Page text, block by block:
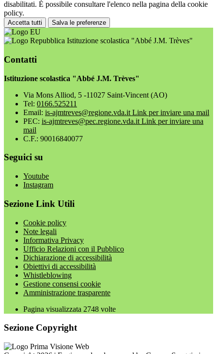
disabilitati. È possibile consultare l'elenco nella pagina della cookie
policy.
Accetta tutti Salva le preferenze
Istituzione scolastica "Abbé J.M. Trèves"
Contatti
Istituzione scolastica "Abbé J.M. Trèves"
Via Mons Alliod, 5 -11027 Saint-Vincent (AO)
Tel: 0166.525211
Email: is-ajmtreves@regione.vda.it Link per inviare una mail
PEC: is-ajmtreves@pec.regione.vda.it Link per inviare una
mail
C.F.: 90016840077
Seguici su
Youtube
Instagram
Sezione Link Utili
Cookie policy
Note legali
Informativa Privacy
Ufficio Relazioni con il Pubblico
Dichiarazione di accessibilità
Obiettivi di accessibilità
Whistleblowing
Gestione consensi cookie
Amministrazione trasparente
Pagina visualizzata 2748 volte
Sezione Copyright